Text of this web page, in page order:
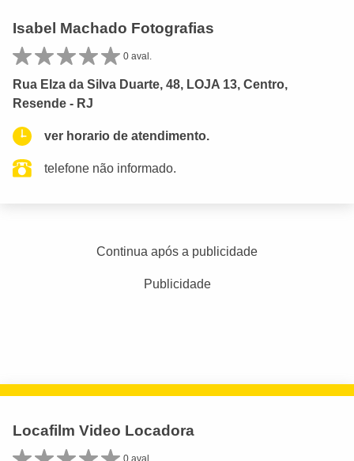
Isabel Machado Fotografias
0 aval.
Rua Elza da Silva Duarte, 48, LOJA 13, Centro,
Resende - RJ
ver horario de atendimento.
telefone não informado.
Continua após a publicidade
Publicidade
Locafilm Video Locadora
0 aval.